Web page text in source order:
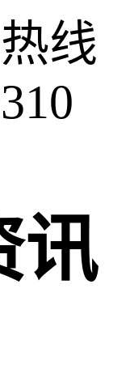
线
讯